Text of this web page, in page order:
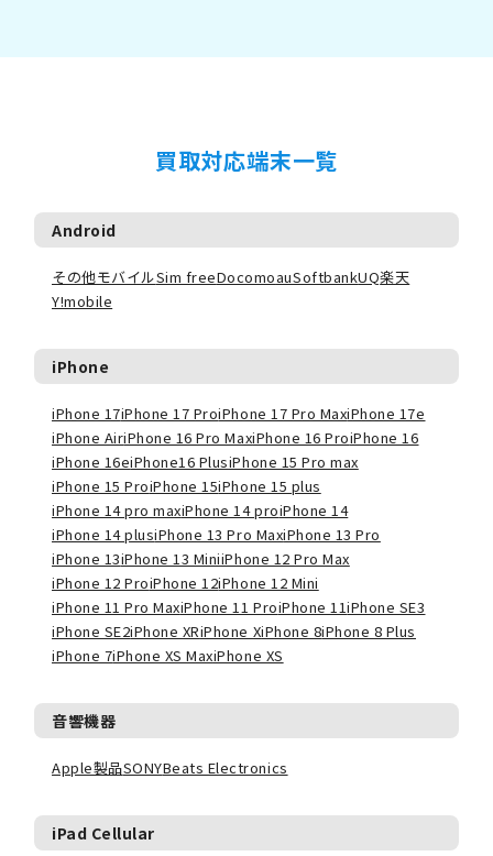
買取対応端末一覧
Android
その他モバイルSim freeDocomoauSoftbankUQ楽天
Y!mobile
iPhone
iPhone 17iPhone 17 ProiPhone 17 Pro MaxiPhone 17e
iPhone AiriPhone 16 Pro MaxiPhone 16 ProiPhone 16
iPhone 16eiPhone16 PlusiPhone 15 Pro max
iPhone 15 ProiPhone 15iPhone 15 plus
iPhone 14 pro maxiPhone 14 proiPhone 14
iPhone 14 plusiPhone 13 Pro MaxiPhone 13 Pro
iPhone 13iPhone 13 MiniiPhone 12 Pro Max
iPhone 12 ProiPhone 12iPhone 12 Mini
iPhone 11 Pro MaxiPhone 11 ProiPhone 11iPhone SE3
iPhone SE2iPhone XRiPhone XiPhone 8iPhone 8 Plus
iPhone 7iPhone XS MaxiPhone XS
音響機器
Apple製品SONYBeats Electronics
iPad Cellular